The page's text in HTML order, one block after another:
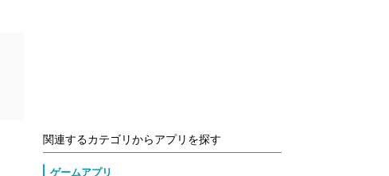
関連するカテゴリからアプリを探す
ゲームアプリ